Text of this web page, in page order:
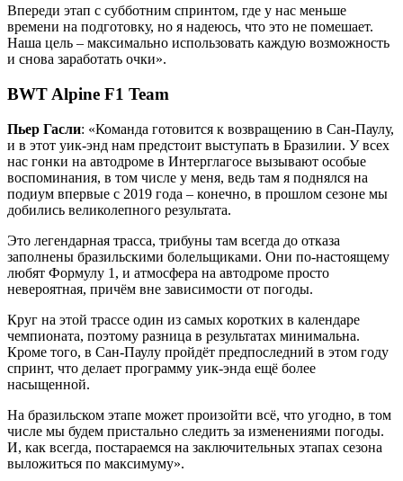
Впереди этап с субботним спринтом, где у нас меньше
времени на подготовку, но я надеюсь, что это не помешает.
Наша цель – максимально использовать каждую возможность
и снова заработать очки».
BWT Alpine F1 Team
Пьер Гасли: «Команда готовится к возвращению в Сан-Паулу,
и в этот уик-энд нам предстоит выступать в Бразилии. У всех
нас гонки на автодроме в Интерглагосе вызывают особые
воспоминания, в том числе у меня, ведь там я поднялся на
подиум впервые с 2019 года – конечно, в прошлом сезоне мы
добились великолепного результата.
Это легендарная трасса, трибуны там всегда до отказа
заполнены бразильскими болельщиками. Они по-настоящему
любят Формулу 1, и атмосфера на автодроме просто
невероятная, причём вне зависимости от погоды.
Круг на этой трассе один из самых коротких в календаре
чемпионата, поэтому разница в результатах минимальна.
Кроме того, в Сан-Паулу пройдёт предпоследний в этом году
спринт, что делает программу уик-энда ещё более
насыщенной.
На бразильском этапе может произойти всё, что угодно, в том
числе мы будем пристально следить за изменениями погоды.
И, как всегда, постараемся на заключительных этапах сезона
выложиться по максимуму».